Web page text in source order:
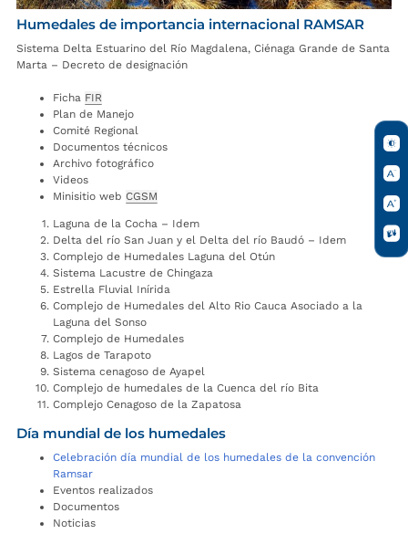
Humedales de importancia internacional RAMSAR
Sistema Delta Estuarino del Río Magdalena, Ciénaga Grande de Santa
Marta – Decreto de designación
Ficha FIR
Plan de Manejo
Comité Regional
Documentos técnicos
Archivo fotográfico
Videos
Minisitio web CGSM
Laguna de la Cocha – Idem
Delta del río San Juan y el Delta del río Baudó – Idem
Complejo de Humedales Laguna del Otún
Sistema Lacustre de Chingaza
Estrella Fluvial Inírida
Complejo de Humedales del Alto Rio Cauca Asociado a la
Laguna del Sonso
Complejo de Humedales
Lagos de Tarapoto
Sistema cenagoso de Ayapel
Complejo de humedales de la Cuenca del río Bita
Complejo Cenagoso de la Zapatosa
Día mundial de los humedales
Celebración día mundial de los humedales de la convención
Ramsar
Eventos realizados
Documentos
Noticias